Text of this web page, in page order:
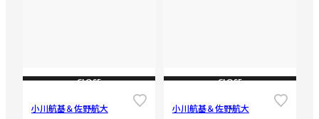
CLOSE
小川航基＆佐野航大
CLOSE
小川航基＆佐野航大